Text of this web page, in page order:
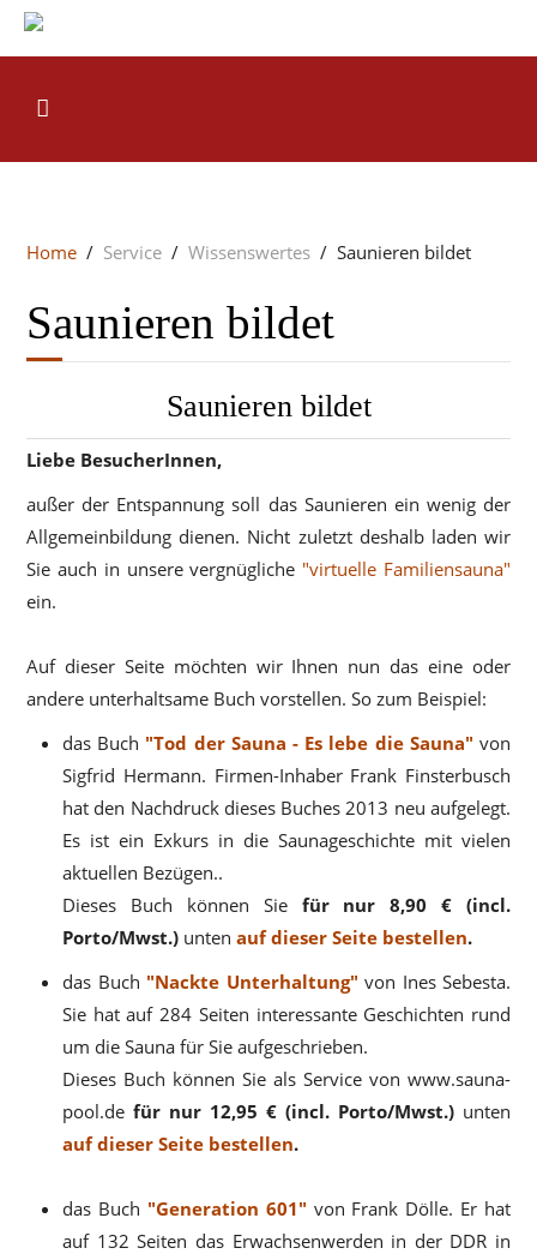
Home Service Wissenswertes Saunieren bildet
Saunieren bildet
Saunieren bildet
Liebe BesucherInnen,
außer der Entspannung soll das Saunieren ein wenig der
Allgemeinbildung dienen. Nicht zuletzt deshalb laden wir
Sie auch in unsere vergnügliche "virtuelle Familiensauna"
ein.
Auf dieser Seite möchten wir Ihnen nun das eine oder
andere unterhaltsame Buch vorstellen. So zum Beispiel:
das Buch "Tod der Sauna - Es lebe die Sauna" von
Sigfrid Hermann. Firmen-Inhaber Frank Finsterbusch
hat den Nachdruck dieses Buches 2013 neu aufgelegt.
Es ist ein Exkurs in die Saunageschichte mit vielen
aktuellen Bezügen..
Dieses Buch können Sie für nur 8,90 € (incl.
Porto/Mwst.) unten auf dieser Seite bestellen.
das Buch "Nackte Unterhaltung" von Ines Sebesta.
Sie hat auf 284 Seiten interessante Geschichten rund
um die Sauna für Sie aufgeschrieben.
Dieses Buch können Sie als Service von www.sauna-
pool.de für nur 12,95 € (incl. Porto/Mwst.) unten
auf dieser Seite bestellen.
das Buch "Generation 601" von Frank Dölle. Er hat
auf 132 Seiten das Erwachsenwerden in der DDR in